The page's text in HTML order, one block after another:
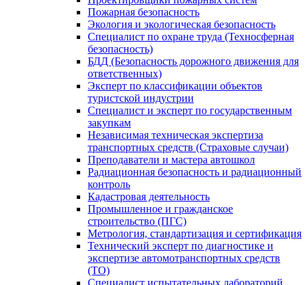
Пожарная безопасность
Экология и экологическая безопасность
Специалист по охране труда (Техносферная
безопасность)
БДД (Безопасность дорожного движения для
ответственных)
Эксперт по классификации объектов
туристской индустрии
Специалист и эксперт по государственным
закупкам
Независимая техническая экспертиза
транспортных средств (Страховые случаи)
Преподаватели и мастера автошкол
Радиационная безопасность и радиационный
контроль
Кадастровая деятельность
Промышленное и гражданское
строительство (ПГС)
Метрология, стандартизация и сертификация
Технический эксперт по диагностике и
экспертизе автомотранспортных средств
(ТО)
Специалист испытательных лабораторий